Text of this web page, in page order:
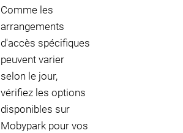
Comme les
arrangements
d'accès spécifiques
peuvent varier
selon le jour,
vérifiez les options
disponibles sur
Mobypark pour vos